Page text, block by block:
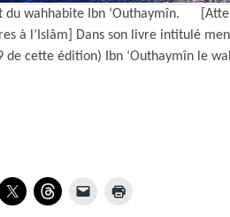
du wahhabite Ibn ‘Outhaymîn.
à l’Islâm] Dans son livre intitulé